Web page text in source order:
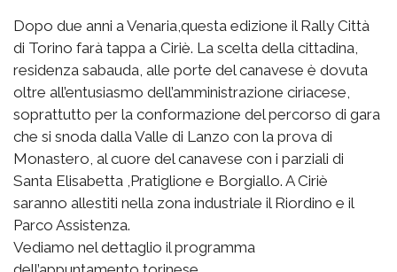
Dopo due anni a Venaria,questa edizione il Rally Città
di Torino farà tappa a Ciriè. La scelta della cittadina,
residenza sabauda, alle porte del canavese è dovuta
oltre all’entusiasmo dell’amministrazione ciriacese,
soprattutto per la conformazione del percorso di gara
che si snoda dalla Valle di Lanzo con la prova di
Monastero, al cuore del canavese con i parziali di
Santa Elisabetta ,Pratiglione e Borgiallo. A Ciriè
saranno allestiti nella zona industriale il Riordino e il
Parco Assistenza.
Vediamo nel dettaglio il programma